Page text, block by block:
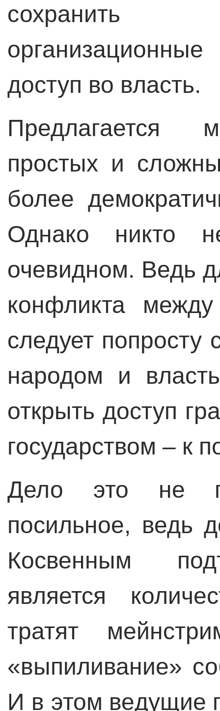
сохранить
доступ во власть.
Предлагается
простых и
более
Однако никто
очевидном. Ведь
конфликта
следует попросту
народом и
открыть доступ
государством – к
Дело это не
посильное, ведь
Косвенным
является
тратят
«выпиливание»
И в этом ведущие